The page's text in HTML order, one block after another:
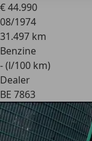
€ 44.990
08/1974
31.497 km
Benzine
- (l/100 km)
Dealer
BE 7863